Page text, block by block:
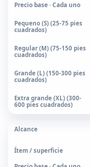
Precio base · Cada uno